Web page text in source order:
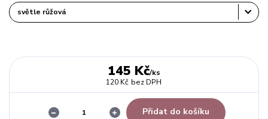
145 Kč/ks
120 Kč bez DPH
Přidat do košíku